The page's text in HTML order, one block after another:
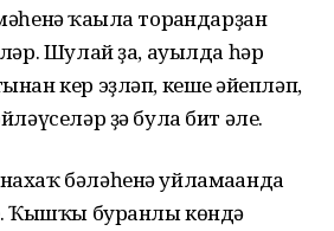
ҡағыла торғандарҙан
Шулай ҙа, ауылда һәр
кер эҙләп, кеше ғәйепләп,
ҙә була бит әле.
бәләһенә уйламағанда
Ҡышҡы буранлы көндә